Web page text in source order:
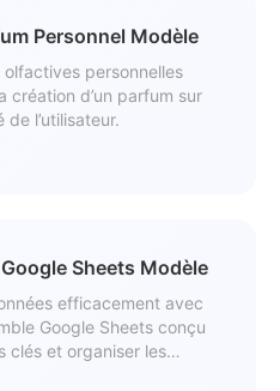
Personnel Modèle
personnelles
création d’un parfum sur
l’utilisateur.
Sheets Modèle
efficacement avec
Google Sheets conçu
clés et organiser les